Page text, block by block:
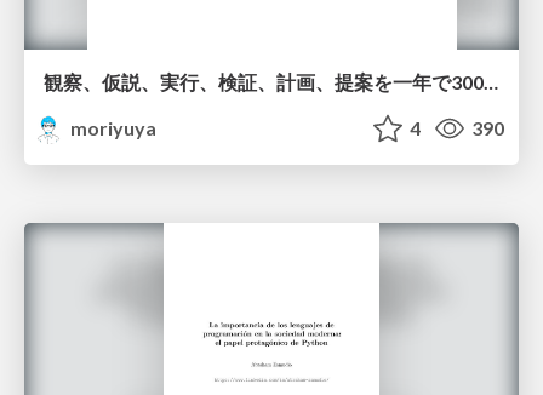
観察、仮説、実行、検証、計画、提案を一年で3000回トレーニングする方法/3000 Thinking Loops in 365 Days
moriyuya
4 390